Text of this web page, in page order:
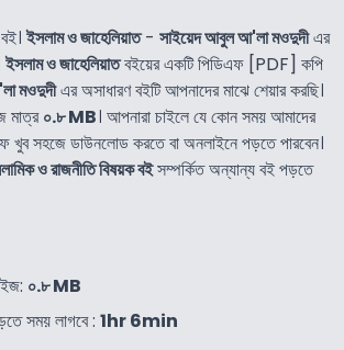
ইসলাম ও জাহেলিয়াত- সাইয়েদ আবুল আ'লা মওদুদীএর
ইসলাম ও জাহেলিয়াতবইয়ের একটি পিডিএফ [PDF] কপি
মওদুদীএর অসাধারণ বইটি আপনাদের মাঝে শেয়ার করছি।
মাত্র০.৮ MB। আপনারা চাইলে যে কোন সময় আমাদের
খুব সহজে ডাউনলোড করতে বা অনলাইনে পড়তে পারবেন।
ও রাজনীতি বিষয়ক বইসম্পর্কিত অন্যান্য বই পড়তে
০.৮ MB
সময় লাগবে : 1hr 6min